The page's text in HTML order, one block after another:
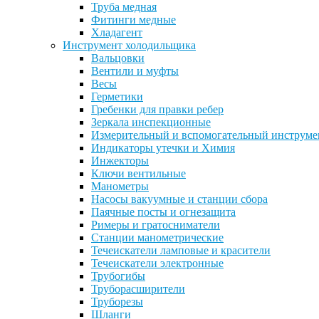
Труба медная
Фитинги медные
Хладагент
Инструмент холодильщика
Вальцовки
Вентили и муфты
Весы
Герметики
Гребенки для правки ребер
Зеркала инспекционные
Измерительный и вспомогательный
Индикаторы утечки и Химия
Инжекторы
Ключи вентильные
Манометры
Насосы вакуумные и станции сбора
Паячные посты и огнезащита
Римеры и гратосниматели
Станции манометрические
Течеискатели ламповые и красители
Течеискатели электронные
Трубогибы
Труборасширители
Труборезы
Шланги